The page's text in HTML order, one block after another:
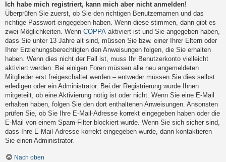
Ich habe mich registriert, kann mich aber nicht anmelden!
Überprüfen Sie zuerst, ob Sie den richtigen Benutzernamen und das
richtige Passwort eingegeben haben. Wenn diese stimmen, dann gibt es
zwei Möglichkeiten. Wenn COPPA aktiviert ist und Sie angegeben haben,
dass Sie unter 13 Jahre alt sind, müssen Sie bzw. einer Ihrer Eltern oder
Ihrer Erziehungsberechtigten den Anweisungen folgen, die Sie erhalten
haben. Wenn dies nicht der Fall ist, muss Ihr Benutzerkonto vielleicht
aktiviert werden. Bei einigen Foren müssen alle neu angemeldeten
Mitglieder erst freigeschaltet werden – entweder müssen Sie dies selbst
erledigen oder ein Administrator. Bei der Registrierung wurde Ihnen
mitgeteilt, ob eine Aktivierung nötig ist oder nicht. Wenn Sie eine E-Mail
erhalten haben, folgen Sie den dort enthaltenen Anweisungen. Ansonsten
prüfen Sie, ob Sie Ihre E-Mail-Adresse korrekt eingegeben haben oder die
E-Mail von einem Spam-Filter blockiert wurde. Wenn Sie sich sicher sind,
dass Ihre E-Mail-Adresse korrekt eingegeben wurde, dann kontaktieren
Sie einen Administrator.
Nach oben